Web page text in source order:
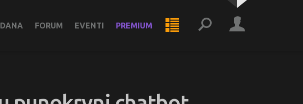
FORUM EVENTI PREMIUM